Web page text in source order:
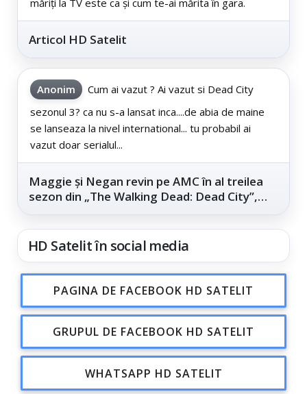
Articol HD Satelit
Anonim
Cum ai vazut ? Ai vazut si Dead City
sezonul 3? ca nu s-a lansat inca....de abia de maine
se lanseaza la nivel international... tu probabil ai
vazut doar serialul...
Maggie și Negan revin pe AMC în al treilea
sezon din „The Walking Dead: Dead City”,
HD Satelit în social media
PAGINA DE FACEBOOK HD SATELIT
GRUPUL DE FACEBOOK HD SATELIT
WHATSAPP HD SATELIT